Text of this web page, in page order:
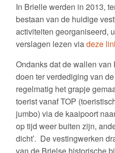
Zoekwoorden
affuitenarsenaal
de doelen enveloppe fort
Maarten Cornelis Paeyse Menno van
molenbolwerk molenvest
opslagplaatsen Provoost ravelijn
sortiepoort stadsmuur
strategisch
vesting vestingstelsel
Zoek en gij zult vinden…
In Brielle werden in 2013,
bestaan van de huidige
activiteiten georganiseerd,
verslagen lezen viadeze
Ondanks dat de wallen
doen ter verdediging van
regelmatig het grapje
toerist vanaf TOP
jumbo) via de kaaipoort
op tijd weer buiten zijn,
dicht’. De vestingwerken
van de Brielse historische